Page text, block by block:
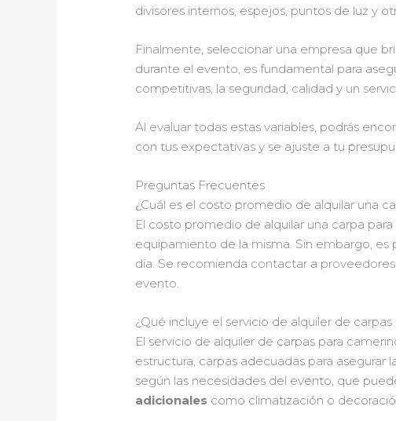
divisores internos, espejos, puntos de luz y
Finalmente, seleccionar una empresa que
durante el evento, es fundamental para
competitivas, la seguridad, calidad y un
Al evaluar todas estas variables, podrás
con tus expectativas y se ajuste a tu
Preguntas Frecuentes
¿Cuál es el costo promedio de alquilar una
El costo promedio de alquilar una carpa
equipamiento de la misma. Sin embargo,
día. Se recomienda contactar a
evento.
¿Qué incluye el servicio de alquiler de
El servicio de alquiler de carpas para
estructura, carpas adecuadas para asegurar
según las necesidades del evento, que
adicionales como climatización o